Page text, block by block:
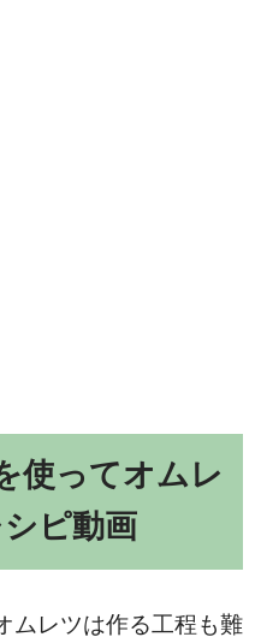
使ってオムレ
ピ動画
ムレツは作る工程も難